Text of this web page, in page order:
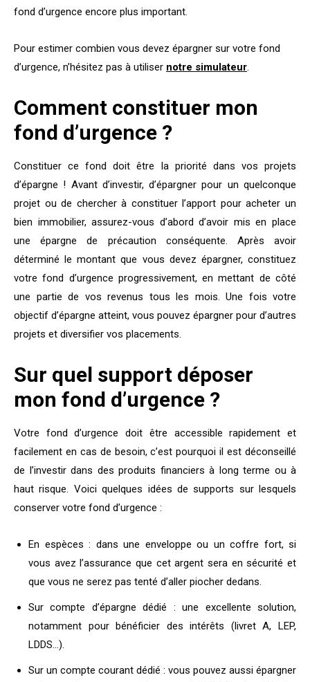
fond d’urgence encore plus important.
Pour estimer combien vous devez épargner sur votre fond
d’urgence, n’hésitez pas à utiliser notre simulateur.
Comment constituer mon
fond d’urgence ?
Constituer ce fond doit être la priorité dans vos projets
d’épargne ! Avant d’investir, d’épargner pour un quelconque
projet ou de chercher à constituer l’apport pour acheter un
bien immobilier, assurez-vous d’abord d’avoir mis en place
une épargne de précaution conséquente. Après avoir
déterminé le montant que vous devez épargner, constituez
votre fond d’urgence progressivement, en mettant de côté
une partie de vos revenus tous les mois. Une fois votre
objectif d’épargne atteint, vous pouvez épargner pour d’autres
projets et diversifier vos placements.
Sur quel support déposer
mon fond d’urgence ?
Votre fond d’urgence doit être accessible rapidement et
facilement en cas de besoin, c’est pourquoi il est déconseillé
de l’investir dans des produits financiers à long terme ou à
haut risque. Voici quelques idées de supports sur lesquels
conserver votre fond d’urgence :
En espèces : dans une enveloppe ou un coffre fort, si
vous avez l’assurance que cet argent sera en sécurité et
que vous ne serez pas tenté d’aller piocher dedans.
Sur compte d’épargne dédié : une excellente solution,
notamment pour bénéficier des intérêts (livret A, LEP,
LDDS…).
Sur un compte courant dédié : vous pouvez aussi épargner